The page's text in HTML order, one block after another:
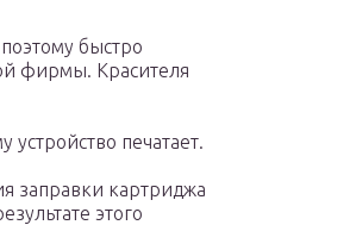
быстро
фирмы. Красителя
устройство печатает.
заправки картриджа
этого